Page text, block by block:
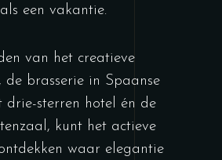
een vakantie.
van het creatieve
de brasserie in Spaanse
drie-sterren hotel én de
kunt het actieve
waar elegantie